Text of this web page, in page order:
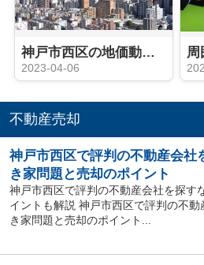
神戸市西区の地価動向や人口動態は？不動産売却のタイミングはいつ？
2023-04-06
不動産売却
神戸市西区で評判の不動産会社
き家問題と売却のポイント
神戸市西区で評判の不動産会社を探す
イントも解説 神戸市西区で評判の不
き家問題と売却のポイント...